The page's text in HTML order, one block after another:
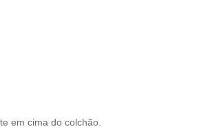
em cima do colchão.